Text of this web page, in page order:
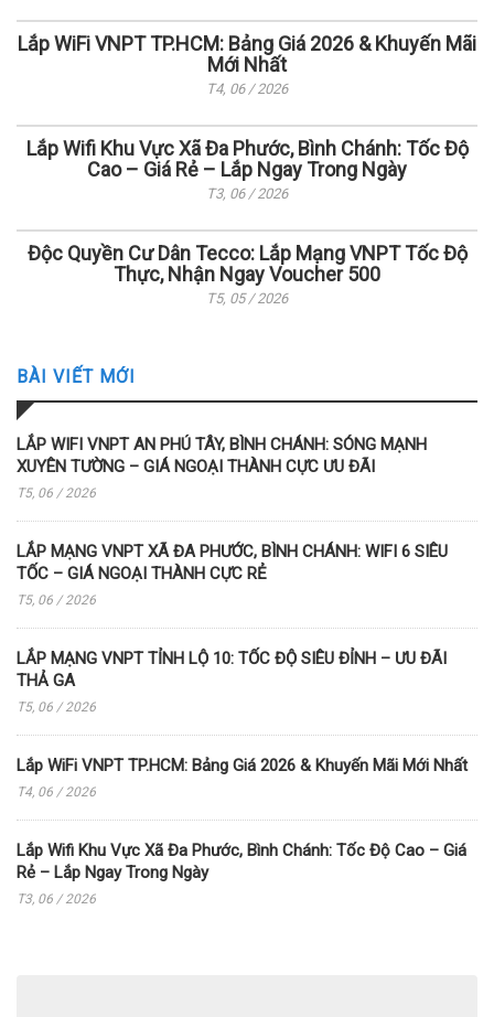
Lắp WiFi VNPT TP.HCM: Bảng Giá 2026 & Khuyến Mãi
Mới Nhất
T4, 06 / 2026
Lắp Wifi Khu Vực Xã Đa Phước, Bình Chánh: Tốc Độ
Cao – Giá Rẻ – Lắp Ngay Trong Ngày
T3, 06 / 2026
Độc Quyền Cư Dân Tecco: Lắp Mạng VNPT Tốc Độ
Thực, Nhận Ngay Voucher 500
T5, 05 / 2026
BÀI VIẾT MỚI
LẮP WIFI VNPT AN PHÚ TÂY, BÌNH CHÁNH: SÓNG MẠNH
XUYÊN TƯỜNG – GIÁ NGOẠI THÀNH CỰC ƯU ĐÃI
T5, 06 / 2026
LẮP MẠNG VNPT XÃ ĐA PHƯỚC, BÌNH CHÁNH: WIFI 6 SIÊU
TỐC – GIÁ NGOẠI THÀNH CỰC RẺ
T5, 06 / 2026
LẮP MẠNG VNPT TỈNH LỘ 10: TỐC ĐỘ SIÊU ĐỈNH – ƯU ĐÃI
THẢ GA
T5, 06 / 2026
Lắp WiFi VNPT TP.HCM: Bảng Giá 2026 & Khuyến Mãi Mới Nhất
T4, 06 / 2026
Lắp Wifi Khu Vực Xã Đa Phước, Bình Chánh: Tốc Độ Cao – Giá
Rẻ – Lắp Ngay Trong Ngày
T3, 06 / 2026